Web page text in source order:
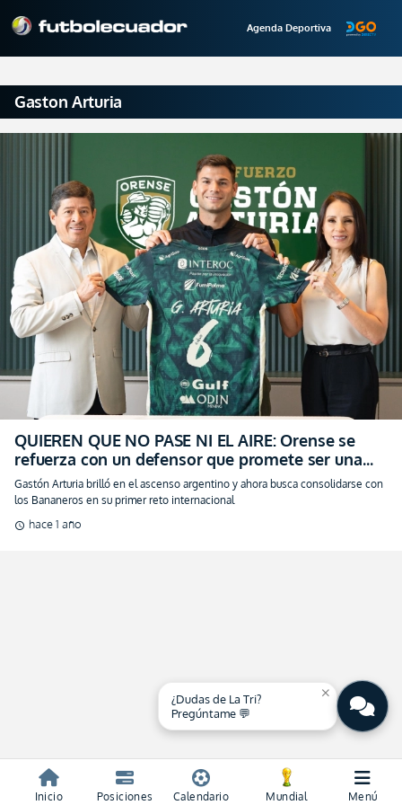
Agenda Deportiva
Gaston Arturia
QUIEREN QUE NO PASE NI EL AIRE: Orense se
refuerza con un defensor que promete ser una
muralla de acero
Gastón Arturia brilló en el ascenso argentino y ahora busca consolidarse con
los Bananeros en su primer reto internacional
schedule hace 1 año
Inicio Posiciones Calendario Mundial Menú
close
¿Dudas de La Tri?
Pregúntame 💬